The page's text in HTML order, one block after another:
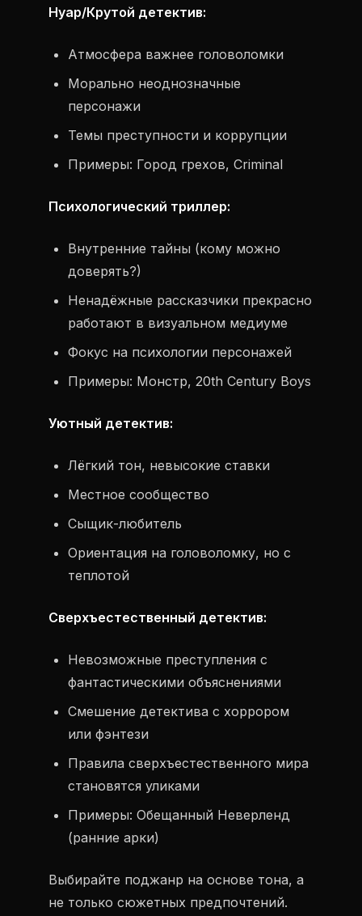
Нуар/Крутой детектив:
Атмосфера важнее головоломки
Морально неоднозначные
персонажи
Темы преступности и коррупции
Примеры: Город грехов, Criminal
Психологический триллер:
Внутренние тайны (кому можно
доверять?)
Ненадёжные рассказчики прекрасно
работают в визуальном медиуме
Фокус на психологии персонажей
Примеры: Монстр, 20th Century Boys
Уютный детектив:
Лёгкий тон, невысокие ставки
Местное сообщество
Сыщик-любитель
Ориентация на головоломку, но с
теплотой
Сверхъестественный детектив:
Невозможные преступления с
фантастическими объяснениями
Смешение детектива с хоррором
или фэнтези
Правила сверхъестественного мира
становятся уликами
Примеры: Обещанный Неверленд
(ранние арки)
Выбирайте поджанр на основе тона, а
не только сюжетных предпочтений.